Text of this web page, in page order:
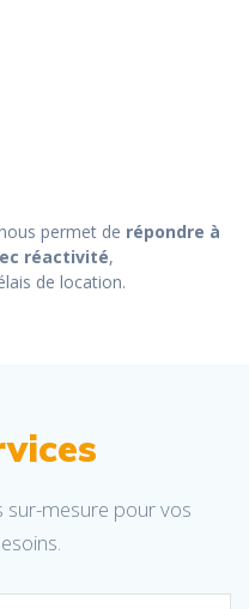
permet de répondre à
réactivité,
de location.
sur-mesure pour vos